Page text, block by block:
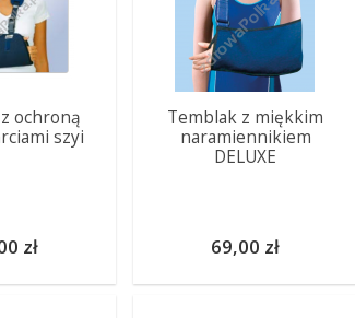
ochroną
szyi
zł
Temblak z miękkim
naramiennikiem
DELUXE
69,00 zł